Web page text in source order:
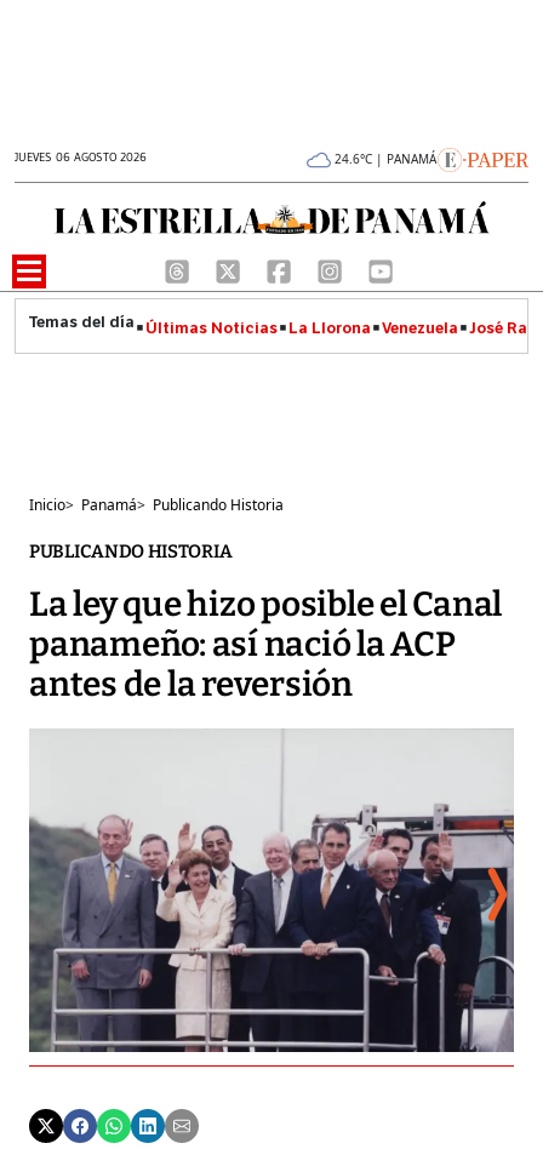
JUEVES 06 AGOSTO 2026 24.6°C | PANAMÁ
Últimas Noticias La Llorona Venezuela José
Inicio> Panamá> Publicando Historia
PUBLICANDO HISTORIA
La ley que hizo posible el Canal
panameño: así nació la ACP
antes de la reversión